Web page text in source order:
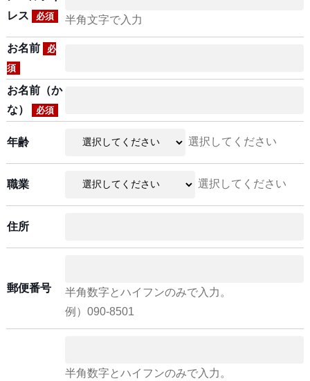
レス
必須 半角文字で入力
お名前
必
須
お名前（か
な）
必須
年齢 選択してください
職業 選択してください
住所
郵便番号
半角数字とハイフンのみで入力。
例）090-8501
半角数字とハイフンのみで入力。